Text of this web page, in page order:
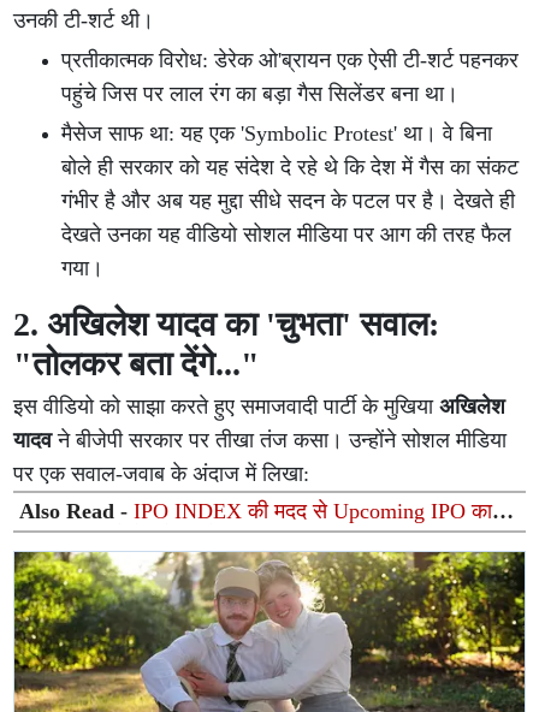
उनकी टी-शर्ट थी।
प्रतीकात्मक विरोध: डेरेक ओ'ब्रायन एक ऐसी टी-शर्ट पहनकर
पहुंचे जिस पर लाल रंग का बड़ा गैस सिलेंडर बना था।
मैसेज साफ था: यह एक 'Symbolic Protest' था। वे बिना
बोले ही सरकार को यह संदेश दे रहे थे कि देश में गैस का संकट
गंभीर है और अब यह मुद्दा सीधे सदन के पटल पर है। देखते ही
देखते उनका यह वीडियो सोशल मीडिया पर आग की तरह फैल
गया।
2. अखिलेश यादव का 'चुभता' सवाल:
"तोलकर बता देंगे..."
इस वीडियो को साझा करते हुए समाजवादी पार्टी के मुखियाअखिलेश
यादवने बीजेपी सरकार पर तीखा तंज कसा। उन्होंने सोशल मीडिया
पर एक सवाल-जवाब के अंदाज में लिखा:
Also Read -IPO INDEX की मदद से Upcoming IPO का
IPO GMP कैसे ट्रैक करें